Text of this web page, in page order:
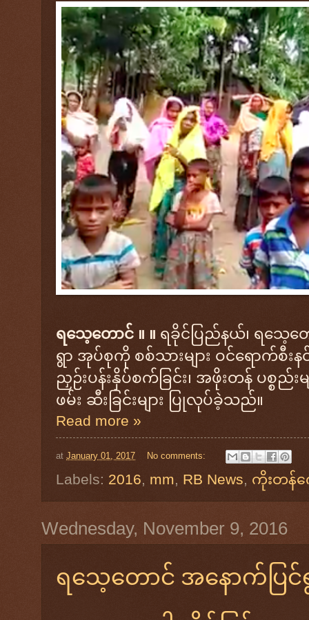
ရသေ့တောင် ။ ။ ရခိုင်ပြည်နယ်၊ ရသေ့
ရွာ အုပ်စုကို စစ်သားများ ဝင်ရောက်စီး
ညှဉ်းပန်းနှိပ်စက်ခြင်း၊ အဖိုးတန် ပစ္စည်း
ဖမ်း ဆီးခြင်းများ ပြုလုပ်ခဲ့သည်။
Read more »
at January 01, 2017 No comments:
Labels: 2016, mm, RB News, ကိုးတန်
Wednesday, November 9, 2016
ရသေ့တောင် အနောက်ပြင်